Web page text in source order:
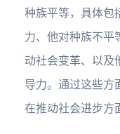
种族平等，具体包
力、他对种族不平
动社会变革、以及
导力。通过这些方
在推动社会进步方